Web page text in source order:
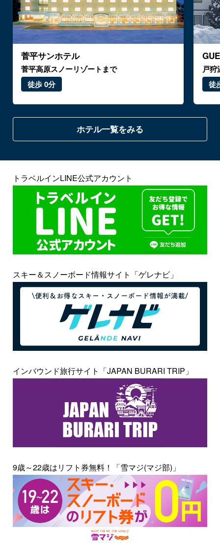
菅平サンホテル
菅平高原スノーリゾートまで
徒歩 0分
戸狩
徒
ホテル一覧をみる
トラベルインLINE公式アカウント
スキー＆スノーボード情報サイト「ゲレナビ」
インバウンド旅行サイト「JAPAN BURARI TRIP」
9歳～22歳はリフト券無料！「雪マジ(マジ部)」